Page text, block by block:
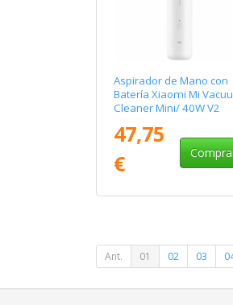
Aspirador de Mano con
Batería Xiaomi Mi
Cleaner Mini/ 40W V2
47,75
€
Ant. 01 02 03